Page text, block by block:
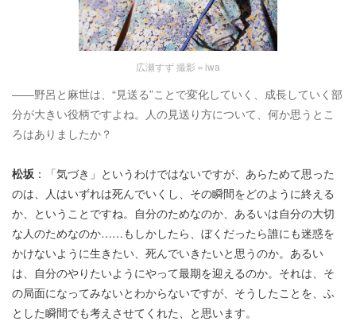
広瀬すず 撮影＝iwa
――野呂と麻世は、“見送る”ことで変化していく、成長していく部
分が大きい役柄ですよね。人の見送り方について、何か思うとこ
ろはありましたか？
松坂 ：「気づき」というわけではないですが、あらためて思った
のは、人はいずれは死んでいくし、その瞬間をどのように終える
か、ということですね。自分のためなのか、あるいは自分の大切
な人のためなのか……もしかしたら、ぼくだったら誰にも迷惑を
かけないように生きたい、死んでいきたいと思うのか。あるい
は、自分のやりたいようにやって最期を迎えるのか。それは、そ
の局面になってみないとわからないですが、そうしたことを、ふ
とした瞬間でも考えさせてくれた、と思います。